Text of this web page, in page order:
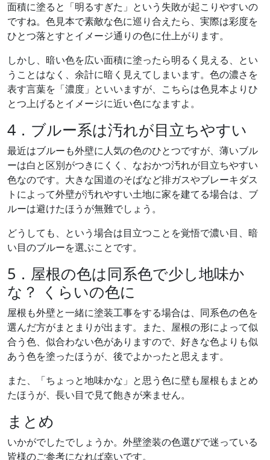
面積に塗ると「明るすぎた」という失敗が起こりやすいの
ですね。色見本で素敵な色に巡り合えたら、実際は彩度を
ひとつ落とすとイメージ通りの色に仕上がります。
しかし、暗い色を広い面積に塗ったら明るく見える、とい
うことはなく、余計に暗く見えてしまいます。色の濃さを
表す言葉を「濃度」といいますが、こちらは色見本よりひ
とつ上げるとイメージに近い色になますよ。
4．ブルー系は汚れが目立ちやすい
最近はブルーも外壁に人気の色のひとつですが、薄いブル
ーは白と区別がつきにくく、なおかつ汚れが目立ちやすい
色なのです。大きな国道のそばなど排ガスやブレーキダス
トによって外壁が汚れやすい土地に家を建てる場合は、ブ
ルーは避けたほうが無難でしょう。
どうしても、という場合は目立つことを覚悟で濃い目、暗
い目のブルーを選ぶことです。
5．屋根の色は同系色で少し地味か
な？ くらいの色に
屋根も外壁と一緒に塗装工事をする場合は、同系色の色を
選んだ方がまとまりが出ます。また、屋根の形によって似
合う色、似合わない色がありますので、好きな色よりも似
あう色を塗ったほうが、後でよかったと思えます。
また、「ちょっと地味かな」と思う色に壁も屋根もまとめ
たほうが、長い目で見て飽きが来ません。
まとめ
いかがでしたでしょうか。外壁塗装の色選びで迷っている
皆様のご参考になれば幸いです。